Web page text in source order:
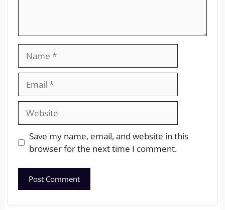
Save my name, email, and website in this
browser for the next time I comment.